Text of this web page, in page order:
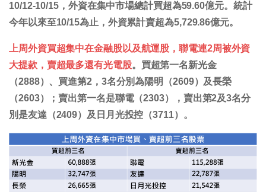
10/12-10/15，外資在集中市場總計買超為59.60億元。統計
今年以來至10/15為止，外資累計賣超為5,729.86億元。
上周外資買超集中在金融股以及航運股，聯電連2周被外資
大提款，賣超最多還有光電股。買超第一名新光金
（2888）、買進第2，3名分別為陽明（2609）及長榮
（2603）；賣出第一名是聯電（2303），賣出第2及3名分
別是友達（2409）及日月光投控（3711）。